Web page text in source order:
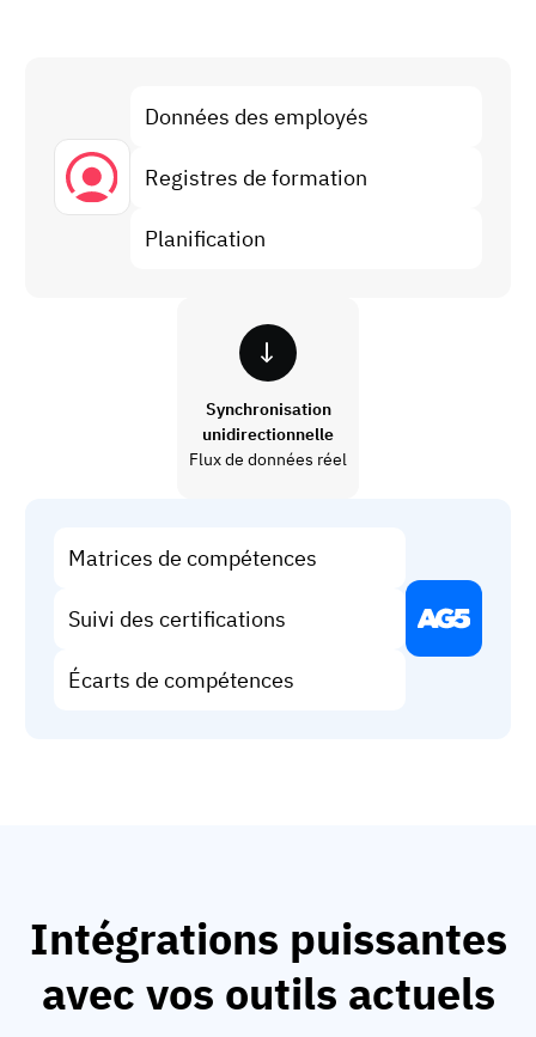
Prévisions et tendances
19 mars 2026
Arrêtez de courir, commencez à automatiser
avec AG5 Workflows
Données des employés
Registres de formation
Planification
Synchronisation
unidirectionnelle
Flux de données réel
Matrices de compétences
Suivi des certifications
Écarts de compétences
Intégrations puissantes
avec vos outils actuels